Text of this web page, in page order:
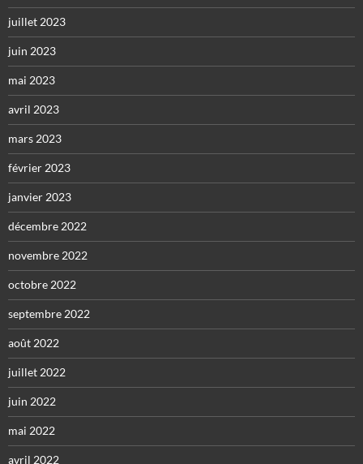
juillet 2023
juin 2023
mai 2023
avril 2023
mars 2023
février 2023
janvier 2023
décembre 2022
novembre 2022
octobre 2022
septembre 2022
août 2022
juillet 2022
juin 2022
mai 2022
avril 2022